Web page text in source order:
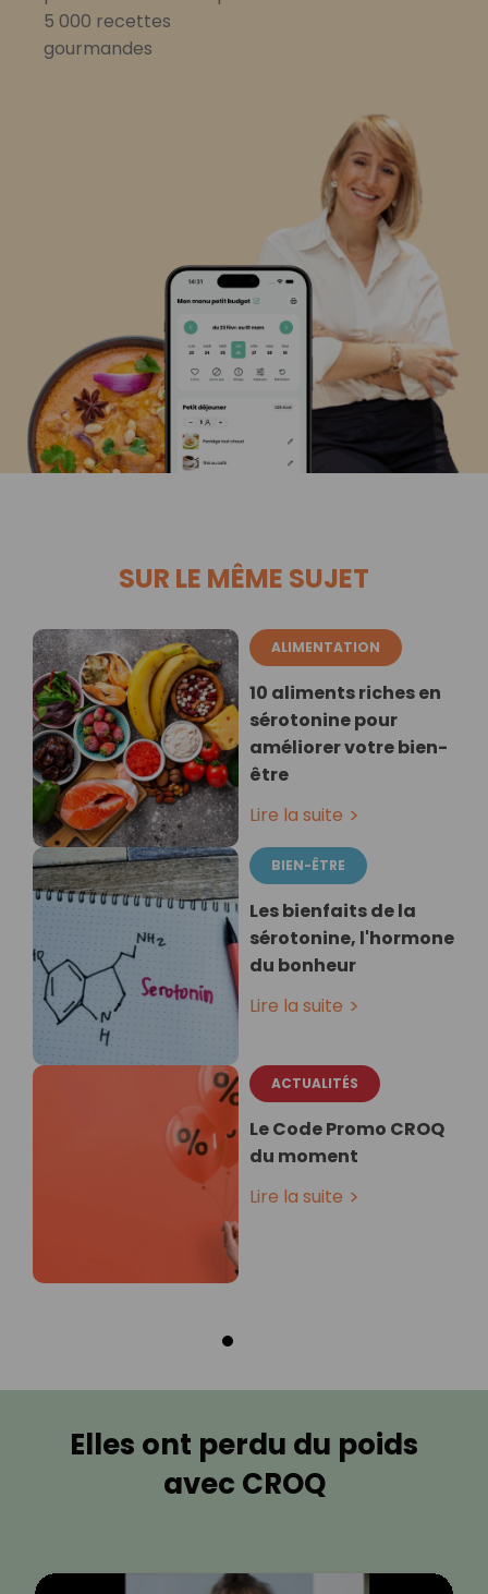
5 000 recettes
gourmandes
SUR LE MÊME SUJET
ALIMENTATION
10 aliments riches en
sérotonine pour
améliorer votre bien-
être
Lire la suite
BIEN-ÊTRE
Les bienfaits de la
sérotonine, l'hormone
du bonheur
Lire la suite
ACTUALITÉS
Le Code Promo CROQ
du moment
Lire la suite
Elles ont perdu du poids
avec CROQ